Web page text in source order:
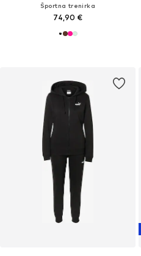
Športna trenirka
74,90 €